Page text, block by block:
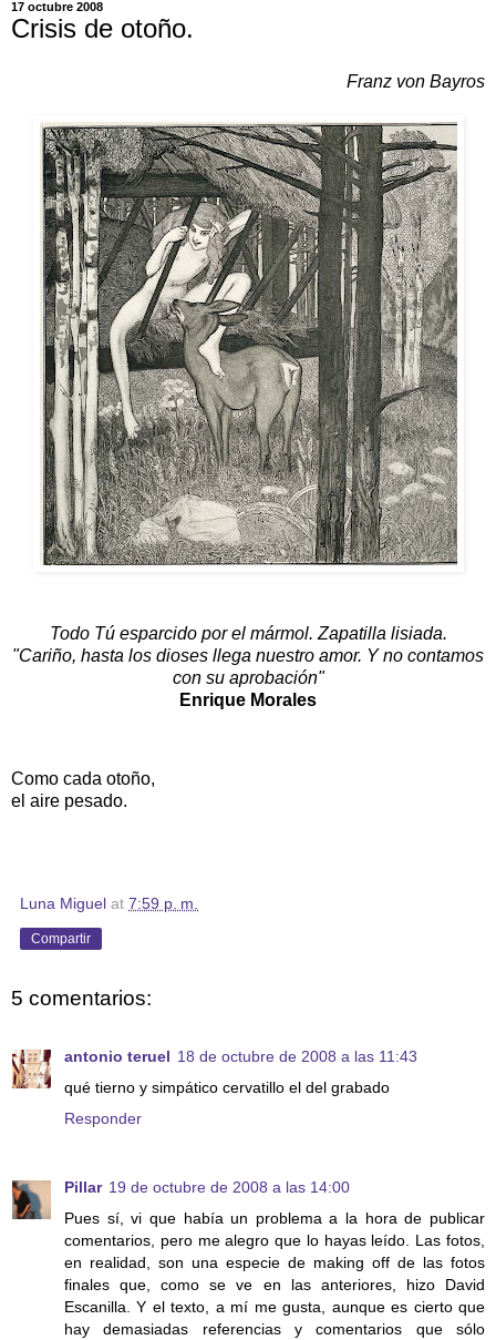
17 octubre 2008
Crisis de otoño.
Franz von Bayros
Todo Tú esparcido por el mármol. Zapatilla lisiada.
"Cariño, hasta los dioses llega nuestro amor. Y no contamos
con su aprobación"
Enrique Morales
Como cada otoño,
el aire pesado.
Luna Miguel at 7:59 p. m.
Compartir
5 comentarios:
antonio teruel 18 de octubre de 2008 a las 11:43
qué tierno y simpático cervatillo el del grabado
Responder
Pillar 19 de octubre de 2008 a las 14:00
Pues sí, vi que había un problema a la hora de publicar
comentarios, pero me alegro que lo hayas leído. Las fotos,
en realidad, son una especie de making off de las fotos
finales que, como se ve en las anteriores, hizo David
Escanilla. Y el texto, a mí me gusta, aunque es cierto que
hay demasiadas referencias y comentarios que sólo